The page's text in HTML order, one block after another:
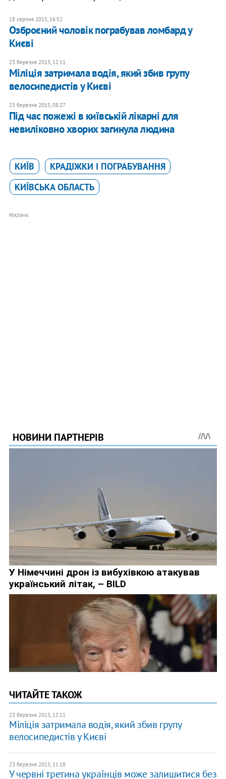
18 серпня 2015, 16:52
Озброєний чоловік пограбував ломбард у
Києві
23 березня 2015, 12:11
Міліція затримала водія, який збив групу
велосипедистів у Києві
23 березня 2015, 08:27
Під час пожежі в київській лікарні для
невиліковно хворих загинула людина
КИЇВ
КРАДІЖКИ І ПОГРАБУВАННЯ
КИЇВСЬКА ОБЛАСТЬ
РЕКЛАМА
ЧИТАЙТЕ ТАКОЖ
23 березня 2015, 12:11
Міліція затримала водія, який збив групу
велосипедистів у Києві
23 березня 2015, 11:18
У червні третина українців може залишитися без